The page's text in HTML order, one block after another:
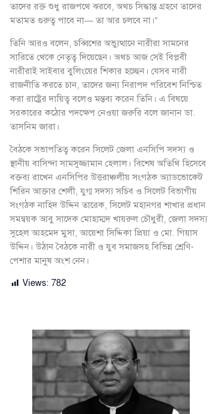
তাদের রক্ত শুধু রাজপথে ঝরবে, অথচ সিদ্ধান্ত গ্রহণে তাদের
মতামত গুরুত্ব পাবে না— তা আর চলবে না।”
তিনি আরও বলেন, চব্বিশের অভ্যুত্থানে নারীরা সামনের
সারিতে থেকে নেতৃত্ব দিয়েছেন। অথচ আজ সেই বিপ্লবী
নারীরাই সাইবার বুলিংয়ের শিকার হচ্ছেন। যেসব নারী
রাজনীতি করতে চান, তাদের জন্য নিরাপদ পরিবেশ নিশ্চিত
করা রাষ্ট্রের দায়িত্ব বলেও মন্তব্য করেন তিনি। এ বিষয়ে
সরকারের কঠোর পদক্ষেপ নেওয়া জরুরি বলে জানান ডা.
তাসনিম জারা।
বৈঠকে সভাপতিত্ব করেন সিলেট জেলা এনসিপি সদস্য ও
স্থানীয় বাসিন্দা সামসুজ্জামান হেলাল। বিশেষ অতিথি হিসেবে
বক্তব্য রাখেন এনসিপির উত্তরাঞ্চলীয় সংগঠক অ্যাডভোকেট
শিরিন আক্তার শেলী, যুগ্ম সদস্য সচিব ও সিলেট বিভাগীয়
সংগঠক নাহিদ উদ্দিন তারেক, সিলেট মহানগর শাখার প্রধান
সমন্বয়ক আবু সাদেক মোহাম্মদ খায়রুল চৌধুরী, জেলা সদস্য
সুহেল আহমেদ মুসা, আয়েশা সিদ্দিকা প্রিয়া ও মো. গিয়াস
উদ্দিন। উঠান বৈঠকে নারী ও যুব সমাজসহ বিভিন্ন শ্রেণি-
পেশার মানুষ অংশ নেন।
Views: 782